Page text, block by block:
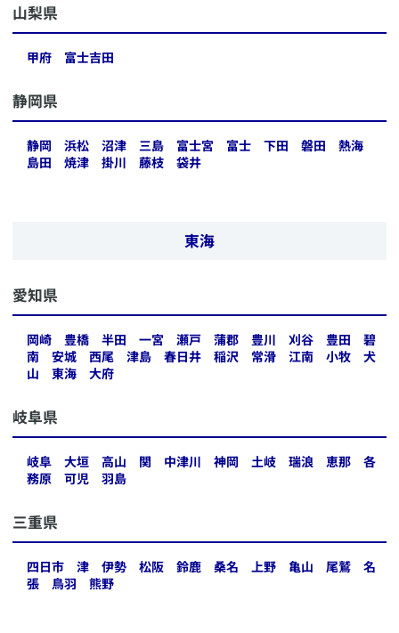
​山梨県
甲府 富士吉田
​静岡県
静岡 浜松 沼津 三島 富士宮 富士 下田 磐田
熱海
島田
焼津 掛川 藤枝 袋井
東海
​愛知県
岡崎 豊橋 半田 一宮 瀬戸 蒲郡 豊川 刈谷 豊田
碧
南
安城 西尾 津島 春日井 稲沢 常滑 江南 小牧
犬
山
東海 大府
​岐阜県
岐阜 大垣 高山 関 中津川 神岡 土岐 瑞浪 恵那
各
務原
可児 羽島
​三重県
四日市 津 伊勢 松阪 鈴鹿 桑名 上野 亀山 尾鷲
名
張
鳥羽 熊野